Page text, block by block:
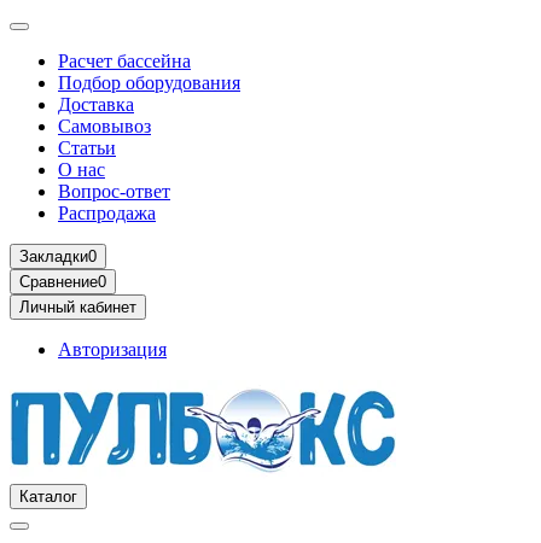
Расчет бассейна
Подбор оборудования
Доставка
Самовывоз
Статьи
О нас
Вопрос-ответ
Распродажа
Закладки0
Сравнение0
Личный кабинет
Авторизация
Каталог